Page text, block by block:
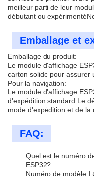
meilleur parti de leur
débutant ou
Emballage et
Emballage du produit:
Le module d'affichage
carton solide pour assurer
Pour la navigation:
Le module d'affichage
d'expédition standard.Le
mode d'expédition et de la
FAQ:
Quel est le numéro
ESP32?
Numéro de modèle: